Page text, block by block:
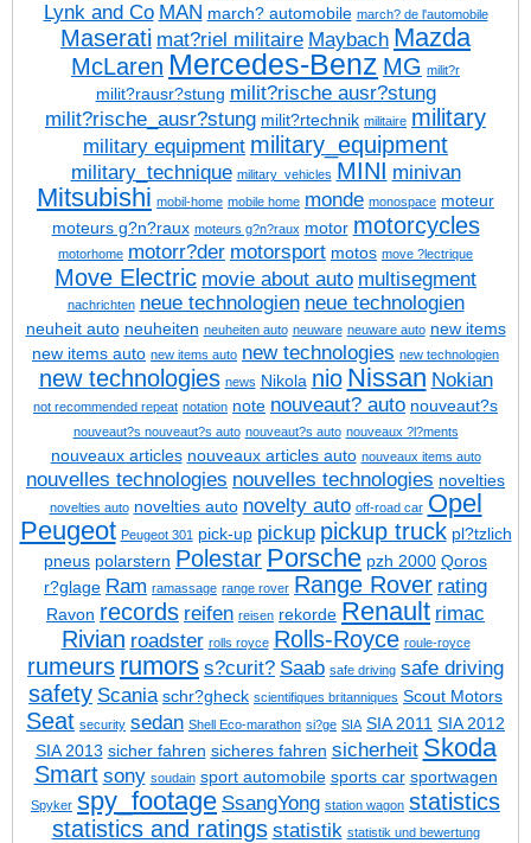
Lynk and Co MAN march? automobile march? de l'automobile
Maserati mat?riel militaire Maybach Mazda
McLaren Mercedes-Benz MG milit?r
milit?rausr?stung milit?rische ausr?stung
milit?rische_ausr?stung milit?rtechnik militaire military
military equipment military_equipment
military_technique military_vehicles MINI minivan
Mitsubishi mobil-home mobile home monde monospace moteur
moteurs g?n?raux moteurs g?n?raux motor motorcycles
motorhome motorr?der motorsport motos move ?lectrique
Move Electric movie about auto multisegment
nachrichten neue technologien neue technologien
neuheit auto neuheiten neuheiten auto neuware neuware auto new items
new items auto new items auto new technologies new technologien
new technologies news Nikola nio Nissan Nokian
not recommended repeat notation note nouveaut? auto nouveaut?s
nouveaut?s nouveaut?s auto nouveaut?s auto nouveaux ?l?ments
nouveaux articles nouveaux articles auto nouveaux items auto
nouvelles technologies nouvelles technologies novelties
novelties auto novelties auto novelty auto off-road car Opel
Peugeot Peugeot 301 pick-up pickup pickup truck pl?tzlich
pneus polarstern Polestar Porsche pzh 2000 Qoros
r?glage Ram ramassage range rover Range Rover rating
Ravon records reifen reisen rekorde Renault rimac
Rivian roadster rolls royce Rolls-Royce roule-royce
rumeurs rumors s?curit? Saab safe driving safe driving
safety Scania schr?gheck scientifiques britanniques Scout Motors
Seat security sedan Shell Eco-marathon si?ge SIA SIA 2011 SIA 2012
SIA 2013 sicher fahren sicheres fahren sicherheit Skoda
Smart sony soudain sport automobile sports car sportwagen
Spyker spy_footage SsangYong station wagon statistics
statistics and ratings statistik statistik und bewertung